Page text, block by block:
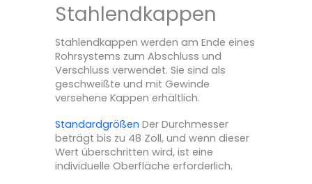
Stahlendkappen
Stahlendkappen werden am Ende eines
Rohrsystems zum Abschluss und
Verschluss verwendet. Sie sind als
geschweißte und mit Gewinde
versehene Kappen erhältlich.
Standardgrößen Der Durchmesser
beträgt bis zu 48 Zoll, und wenn dieser
Wert überschritten wird, ist eine
individuelle Oberfläche erforderlich.